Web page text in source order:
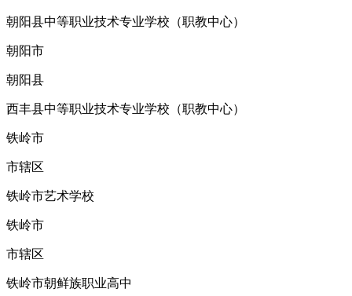
朝阳县中等职业技术专业学校（职教中心）
朝阳市
朝阳县
西丰县中等职业技术专业学校（职教中心）
铁岭市
市辖区
铁岭市艺术学校
铁岭市
市辖区
铁岭市朝鲜族职业高中